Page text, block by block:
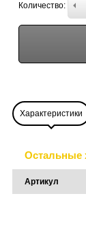
Количество:
Характеристики
Остальные
Артикул